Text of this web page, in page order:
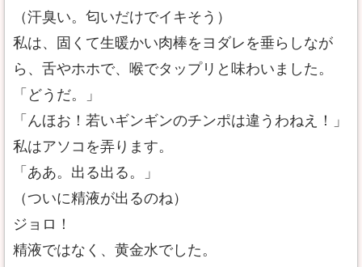
（汗臭い。匂いだけでイキそう）
私は、固くて生暖かい肉棒をヨダレを垂らしなが
ら、舌やホホで、喉でタップリと味わいました。
「どうだ。」
「んほお！若いギンギンのチンポは違うわねえ！」
私はアソコを弄ります。
「ああ。出る出る。」
（ついに精液が出るのね）
ジョロ！
精液ではなく、黄金水でした。